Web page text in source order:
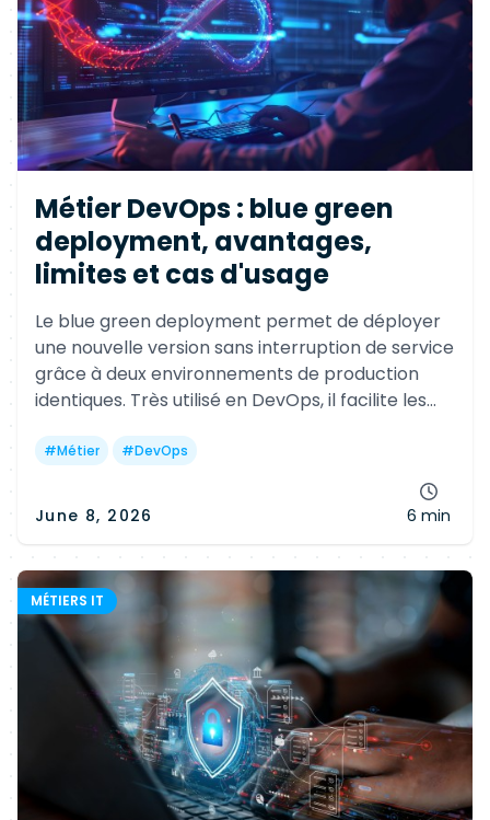
Métier DevOps : blue green
deployment, avantages,
limites et cas d'usage
Le blue green deployment permet de déployer
une nouvelle version sans interruption de service
grâce à deux environnements de production
identiques. Très utilisé en DevOps, il facilite les
du monitoring et des ressources
#Métier #DevOps
June 8, 2026 6 min
MÉTIERS IT